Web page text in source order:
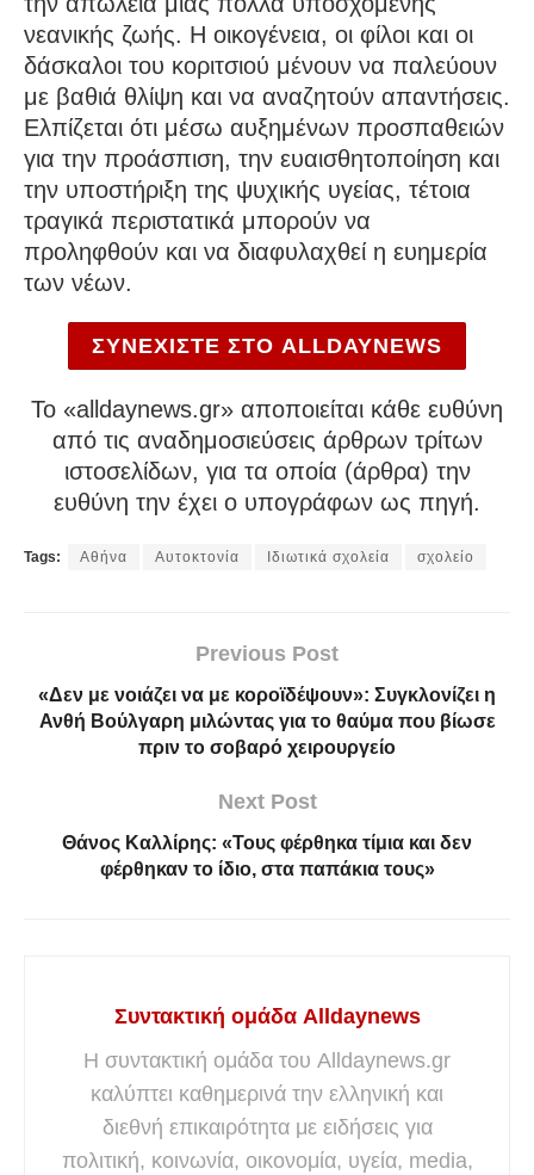
νεανικής ζωής. Η οικογένεια, οι φίλοι και οι
δάσκαλοι του κοριτσιού μένουν να παλεύουν
με βαθιά θλίψη και να αναζητούν απαντήσεις.
Ελπίζεται ότι μέσω αυξημένων προσπαθειών
για την προάσπιση, την ευαισθητοποίηση και
την υποστήριξη της ψυχικής υγείας, τέτοια
τραγικά περιστατικά μπορούν να
προληφθούν και να διαφυλαχθεί η ευημερία
των νέων.
ΣΥΝΕΧΙΣΤΕ ΣΤΟ ALLDAYNEWS
To «alldaynews.gr» αποποιείται κάθε ευθύνη
από τις αναδημοσιεύσεις άρθρων τρίτων
ιστοσελίδων, για τα οποία (άρθρα) την
ευθύνη την έχει ο υπογράφων ως πηγή.
Tags: Αθήνα Αυτοκτονία Ιδιωτικά σχολεία σχολείο
Previous Post
«Δεν με νοιάζει να με κοροϊδέψουν»: Συγκλονίζει η
Ανθή Βούλγαρη μιλώντας για το θαύμα που βίωσε
πριν το σοβαρό χειρουργείο
Next Post
Θάνος Καλλίρης: «Τους φέρθηκα τίμια και δεν
φέρθηκαν το ίδιο, στα παπάκια τους»
Συντακτική ομάδα Alldaynews
Η συντακτική ομάδα του Alldaynews.gr
καλύπτει καθημερινά την ελληνική και
διεθνή επικαιρότητα με ειδήσεις για
πολιτική, κοινωνία, οικονομία, υγεία, media,